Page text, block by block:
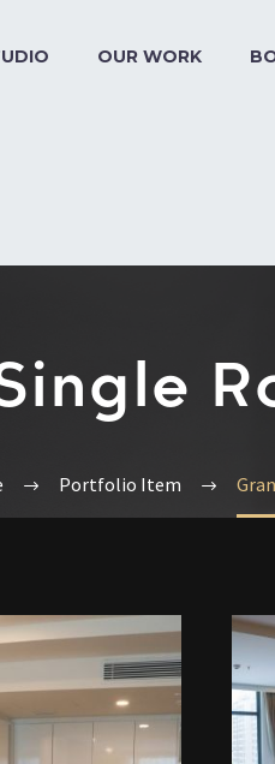
OUR WORK
Portfolio Item